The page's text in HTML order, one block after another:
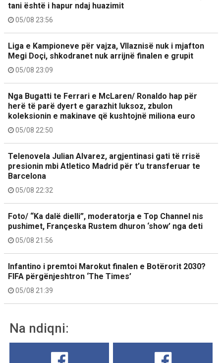
tani është i hapur ndaj huazimit
05/08 23:56
Liga e Kampioneve për vajza, Vllaznisë nuk i mjafton
Megi Doçi, shkodranet nuk arrijnë finalen e grupit
05/08 23:09
Nga Bugatti te Ferrari e McLaren/ Ronaldo hap për
herë të parë dyert e garazhit luksoz, zbulon
koleksionin e makinave që kushtojnë miliona euro
05/08 22:50
Telenovela Julian Alvarez, argjentinasi gati të rrisë
presionin mbi Atletico Madrid për t’u transferuar te
Barcelona
05/08 22:32
Foto/ “Ka dalë dielli”, moderatorja e Top Channel nis
pushimet, Françeska Rustem dhuron ‘show’ nga deti
05/08 21:56
Infantino i premtoi Marokut finalen e Botërorit 2030?
FIFA përgënjeshtron ‘The Times’
05/08 21:39
Na ndiqni: